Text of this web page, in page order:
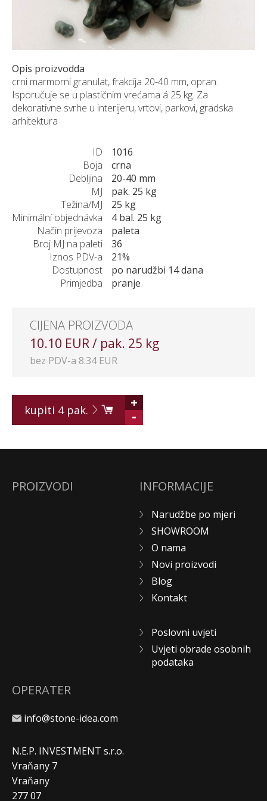
NARUDŽBE PO MJERI
NOVI PROIZVODI
SHOWROOM
BLOG
KONTAKTI
Opis proizvodda
crni marmorni granulat, frakcija 20-40 mm, opran.
Isporučuje se u plastičnim vrećama á 25 kg. Za
dekorativne svrhe u interijeru, vrtovi, parkovi, gradska
arhitektura
ID
1016
Boja
crna
Debljina
20-40 mm
MJ
pak. 25 kg
Težina/MJ
25 kg
Minimální objednávka
4 bal. 25 kg
Način prijevoza
paleta
Broj MJ na paleti
36
Iznos PDV-a
21%
Dostupnost
po narudžbi 14 dana
Primjedba
pranje
CIJENA PROIZVODA
10.10 EUR / pak. 25 kg
bez PDV-a 8.34 EUR
kupiti 4pak.
+
-
PROIZVODI INFORMACIJE
Narudžbe po mjeri
SHOWROOM
O nama
Novi proizvodi
Blog
Kontakt
Poslovni uvjeti
Uvjeti obrade osobnih
podataka
OPERATER
info@stone-idea.com
N.E.P. INVESTMENT s.r.o.
Vraňany 7
Vraňany
277 07